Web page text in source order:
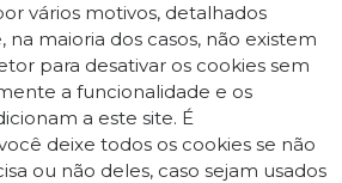
vários motivos, detalhados
na maioria dos casos, não existem
para desativar os cookies sem
a funcionalidade e os
a este site. É
deixe todos os cookies se não
ou não deles, caso sejam usados